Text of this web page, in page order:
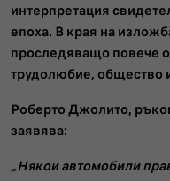
интерпретация
епоха. В края на
проследяващо повече
трудолюбие, общество
Роберто Джолито,
заявява:
„Някои автомобили